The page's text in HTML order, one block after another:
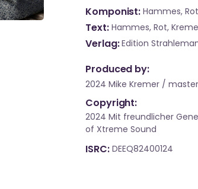
Komponist Hammes,
Text Hammes, Rot,
Verlag Edition
Produced by:
2024 Mike Kremer /
Copyright:
2024 Mit freundlicher
of Xtreme Sound
ISRC DEEQ82400124